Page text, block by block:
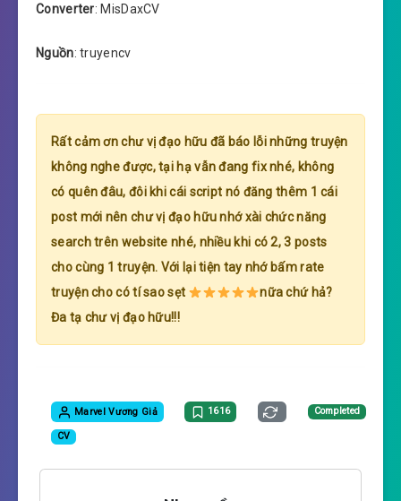
Converter: MisDaxCV
Nguồn: truyencv
Rất cảm ơn chư vị đạo hữu đã báo lỗi những truyện
không nghe được, tại hạ vẫn đang fix nhé, không
có quên đâu, đôi khi cái script nó đăng thêm 1 cái
post mới nên chư vị đạo hữu nhớ xài chức năng
search trên website nhé, nhiều khi có 2, 3 posts
cho cùng 1 truyện. Với lại tiện tay nhớ bấm rate
truyện cho có tí sao sẹt
nữa chứ hả?
Đa tạ chư vị đạo hữu!!!
Marvel Vương Giả 1616 Completed
CV